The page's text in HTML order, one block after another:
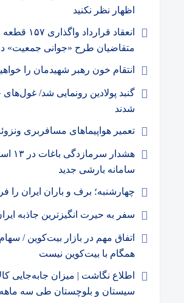
اظهار نظر نکنید
انعقاد قرارداد
متقاضیان طرح «جوانی جمعیت»
انتقام خون رهبر شهیدمان را
گنبد پولادین رونمایی شد/
شدند
تعمیر هواپیماهای مسافربری
سامانه بارشی جدید
چهارشنبه؛ برف و باران ایران را
سفر به حیرت انگیزترین جاذبه
اتفاق مهم در بازار بیت‌کوین / سهام
همگام با بیت‌کوین نیست
اطلاع نگاشت | میزان جابه‌جایی
سیستان و بلوچستان طی سه